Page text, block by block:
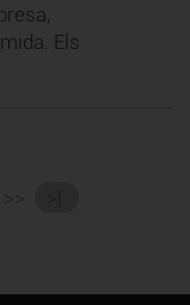
Els
>>